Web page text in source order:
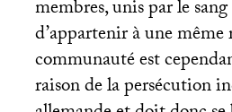
membres, unis par le
d’appartenir à une
communauté est
raison de la persécution